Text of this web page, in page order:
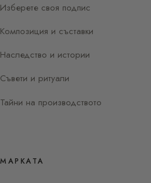
Изберете своя подпис
Композиция и съставки
Наследство и истории
Съвети и ритуали
Тайни на производството
МАРКАТА